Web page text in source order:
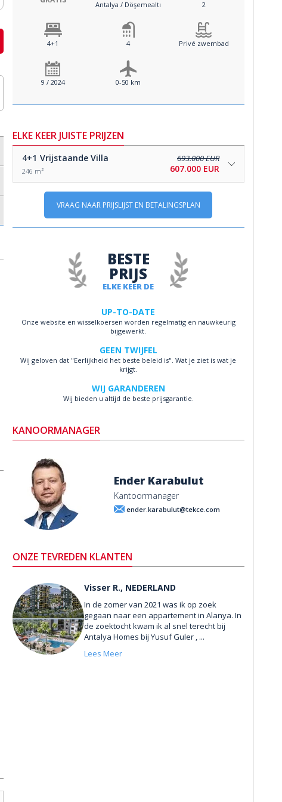
Antalya / Döşemealtı 2
4+1 4 Privé zwembad
9 / 2024 0-50 km
ELKE KEER JUISTE PRIJZEN
4+1 Vrijstaande Villa
246 m²
693.000 EUR
607.000 EUR
VRAAG NAAR PRIJSLIJST EN BETALINGSPLAN
ELKE KEER DE
BESTE
PRIJS
UP-TO-DATE
Onze website en wisselkoersen worden regelmatig en nauwkeurig
bijgewerkt.
GEEN TWIJFEL
Wij geloven dat "Eerlijkheid het beste beleid is". Wat je ziet is wat je
krijgt.
WIJ GARANDEREN
Wij bieden u altijd de beste prijsgarantie.
KANOORMANAGER
Ender Karabulut
Kantoormanager
ender.karabulut@tekce.com
ONZE TEVREDEN KLANTEN
Visser R., NEDERLAND
In de zomer van 2021 was ik op zoek
gegaan naar een appartement in Alanya. In
de zoektocht kwam ik al snel terecht bij
Antalya Homes bij Yusuf Guler , ...
Lees Meer